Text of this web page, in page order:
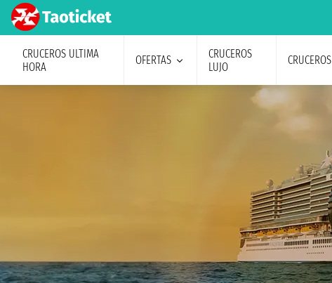
CRUCEROS ULTIMA
HORA
OFERTAS
CRUCEROS
LUJO
CRUCEROS